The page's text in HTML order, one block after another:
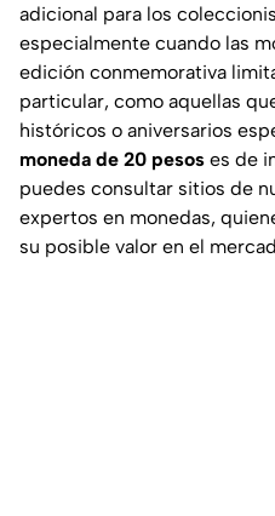
adicional para los
especialmente cuando las
edición conmemorativa
particular, como aquellas
históricos o aniversarios
moneda de 20 pesos es de
puedes consultar sitios de
expertos en monedas,
su posible valor en el